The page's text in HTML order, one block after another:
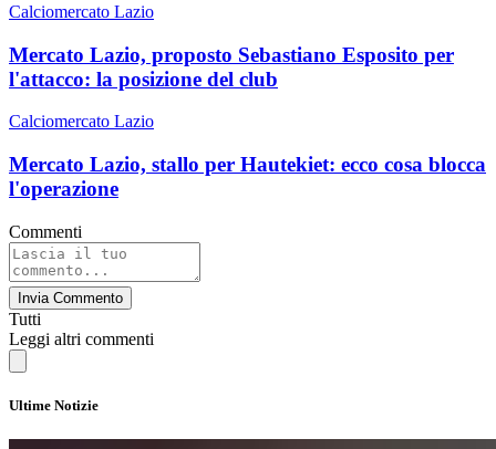
Calciomercato Lazio
Mercato Lazio, proposto Sebastiano Esposito per
l'attacco: la posizione del club
Calciomercato Lazio
Mercato Lazio, stallo per Hautekiet: ecco cosa blocca
l'operazione
Commenti
Invia Commento
Tutti
Leggi altri commenti
Ultime Notizie